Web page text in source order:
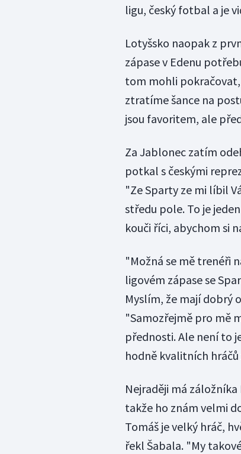
ligu, český fotbal a je
Lotyšsko naopak z
zápase v Edenu
tom mohli
ztratíme šance na
jsou favoritem, ale
Za Jablonec zatím
potkal s českými
"Ze Sparty ze mi líbil
středu pole. To je
kouči říci, abychom si
"Možná se mě trenéři
ligovém zápase se
Myslím, že mají dobrý
"Samozřejmě pro mě
přednosti. Ale není to
hodně kvalitních
Nejraději má
takže ho znám velmi
Tomáš je velký hráč,
řekl Šabala. "My